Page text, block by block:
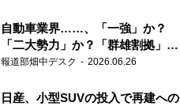
自動車業界……、「一強」か？
「二大勢力」か？「群雄割拠」
か？
報道部畑中デスク 2026.06.26
日産、小型SUVの投入で再建への